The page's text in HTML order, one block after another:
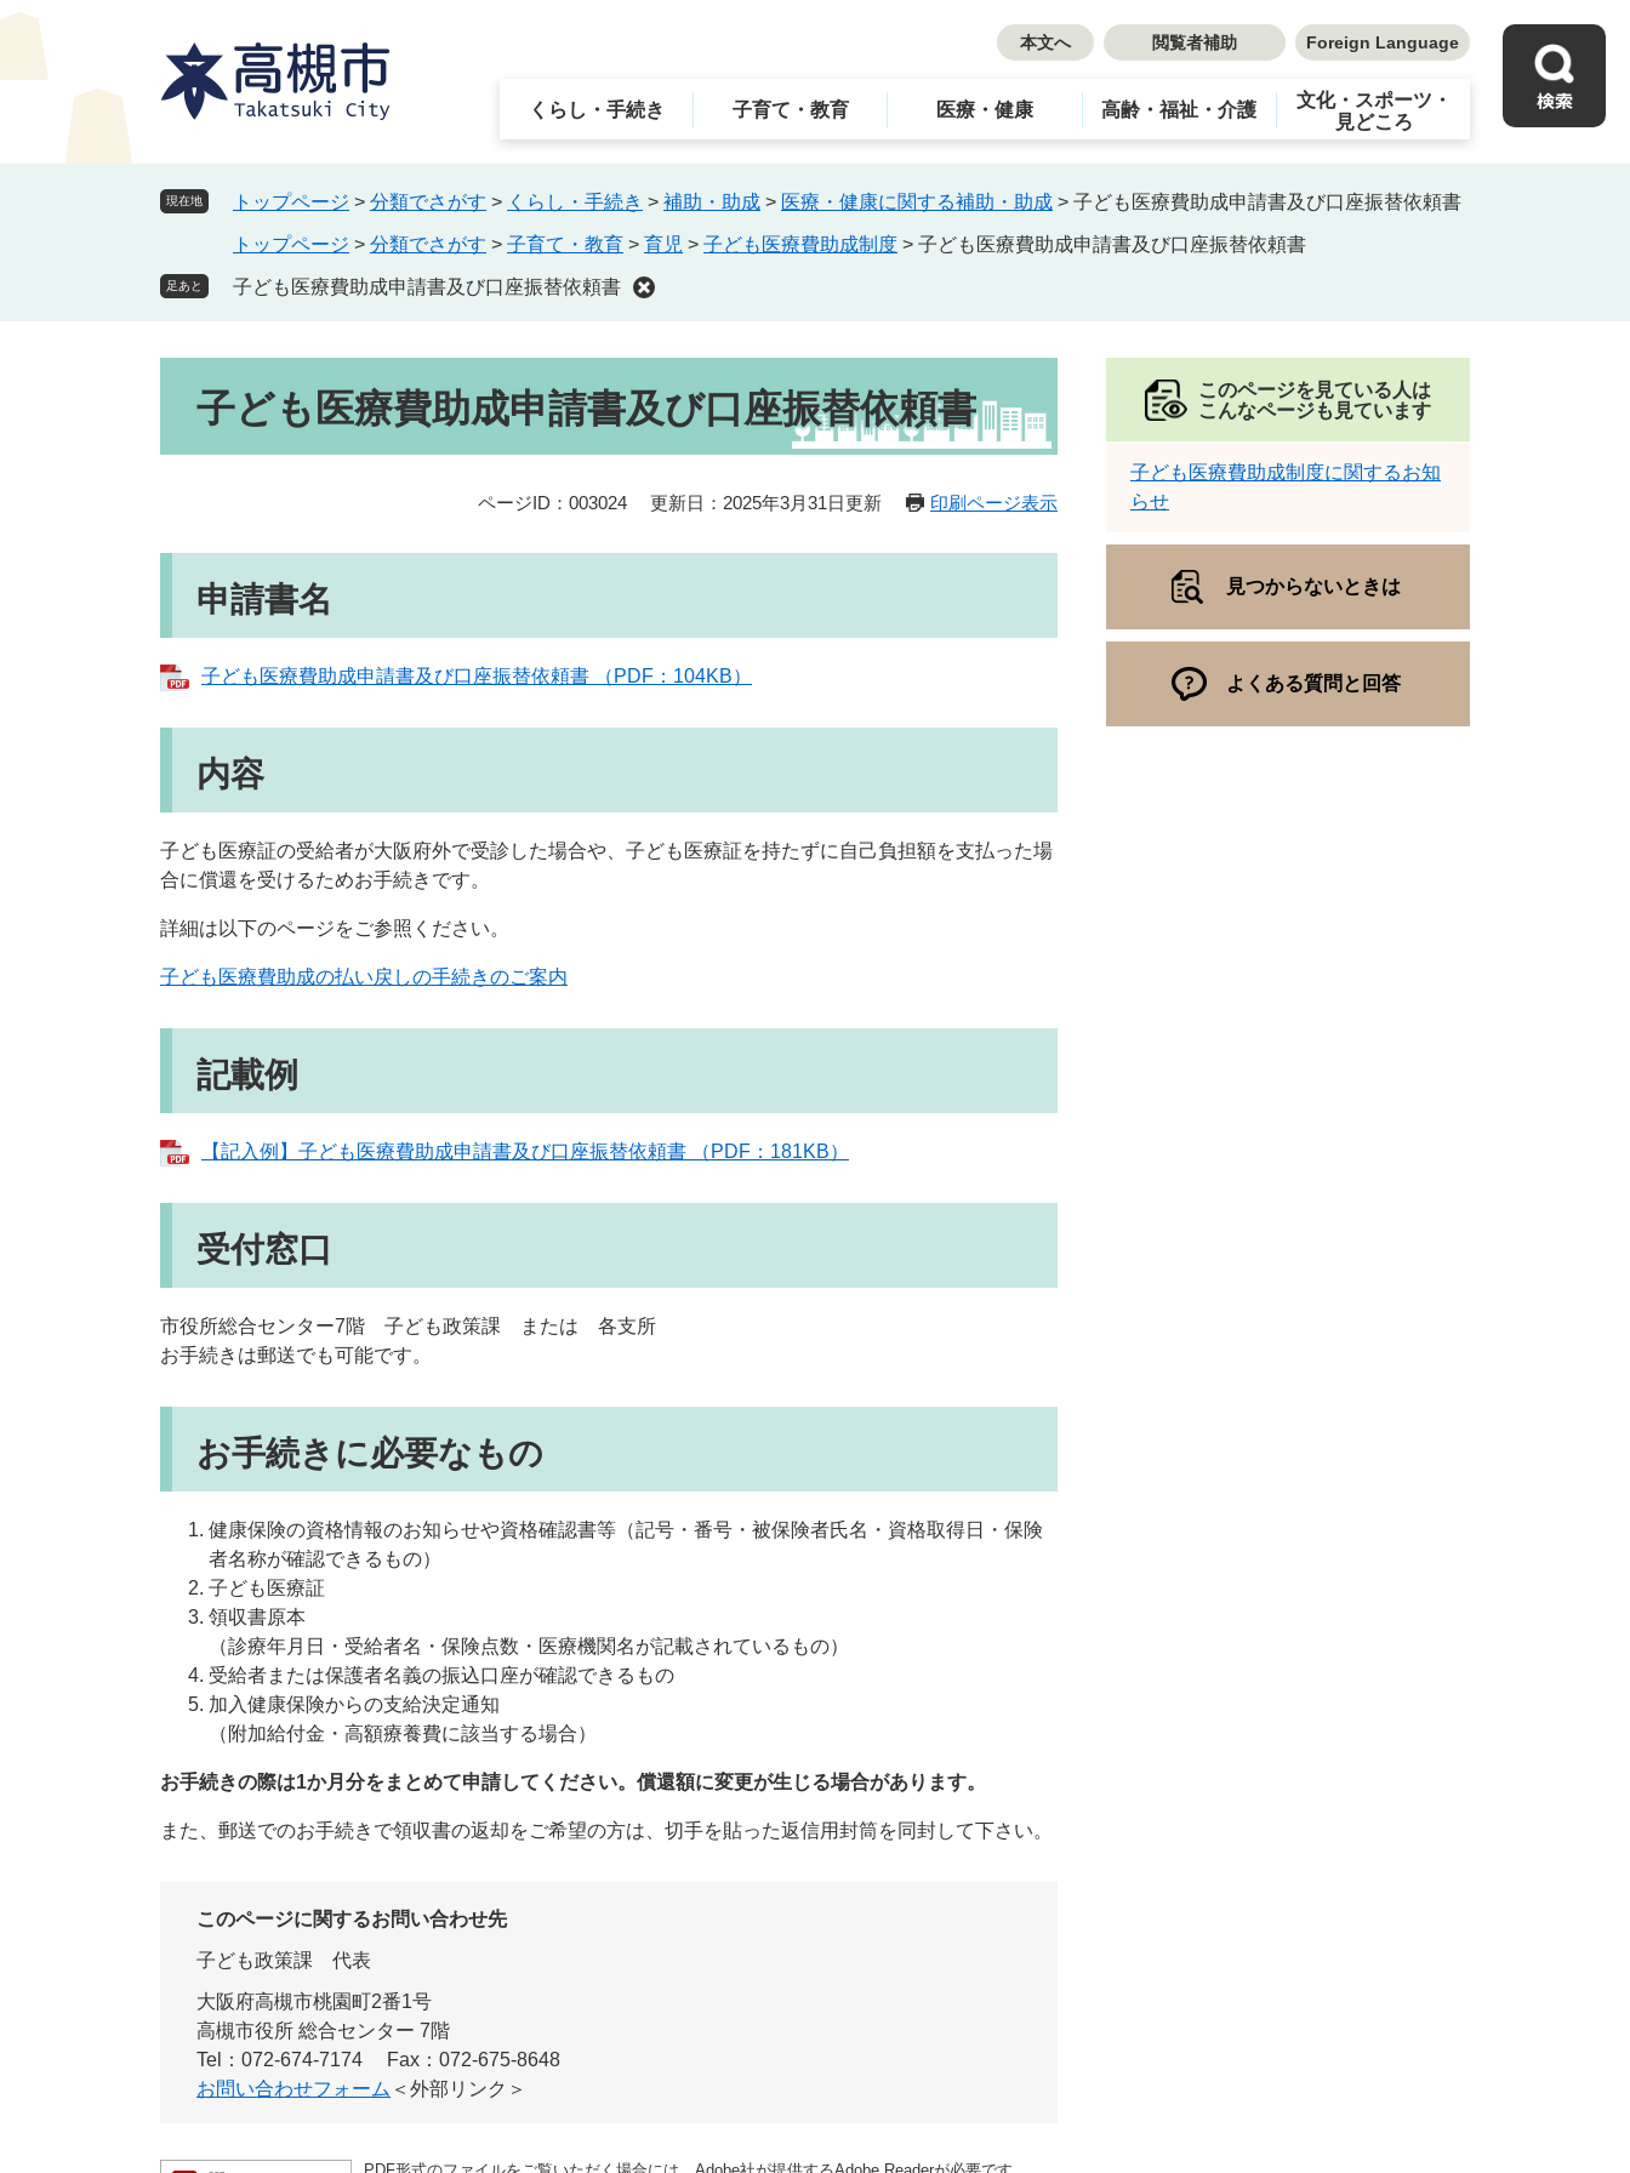
ペ
メ
本文へ 閲覧者補助 Foreign Language
くらし・手続き 子育て・教育 医療・健康 高齢・福祉・介護
文化・スポーツ・
見どころ
現在地 トップページ > 分類でさがす > くらし・手続き > 補助・助成 > 医療・健康に関する補助・助成 > 子ども医療費助成申請書及び口座振替依頼書
トップページ > 分類でさがす > 子育て・教育 > 育児 > 子ども医療費助成制度 > 子ども医療費助成申請書及び口座振替依頼書
足あと 子ども医療費助成申請書及び口座振替依頼書
子ども医療費助成申請書及び口座振替依頼書
ページID：003024 更新日：2025年3月31日更新 印刷ページ表示
申請書名
子ども医療費助成申請書及び口座振替依頼書 （PDF：104KB）
内容
子ども医療証の受給者が大阪府外で受診した場合や、子ども医療証を持たずに自己負担額を支払った場
合に償還を受けるためお手続きです。
詳細は以下のページをご参照ください。
子ども医療費助成の払い戻しの手続きのご案内
記載例
【記入例】子ども医療費助成申請書及び口座振替依頼書 （PDF：181KB）
受付窓口
市役所総合センター7階 子ども政策課 または 各支所
お手続きは郵送でも可能です。
お手続きに必要なもの
健康保険の資格情報のお知らせや資格確認書等（記号・番号・被保険者氏名・資格取得日・保険
者名称が確認できるもの）
子ども医療証
領収書原本
（診療年月日・受給者名・保険点数・医療機関名が記載されているもの）
受給者または保護者名義の振込口座が確認できるもの
加入健康保険からの支給決定通知
（附加給付金・高額療養費に該当する場合）
お手続きの際は1か月分をまとめて申請してください。償還額に変更が生じる場合があります。
また、郵送でのお手続きで領収書の返却をご希望の方は、切手を貼った返信用封筒を同封して下さい。
このページに関するお問い合わせ先
子ども政策課
代表
大阪府高槻市桃園町2番1号
高槻市役所 総合センター 7階
Tel：072-674-7174
Fax：072-675-8648
お問い合わせフォーム ＜外部リンク＞
このページを見ている人は
こんなページも見ています
子ども医療費助成制度に関するお知
らせ
見つからないときは
よくある質問と回答